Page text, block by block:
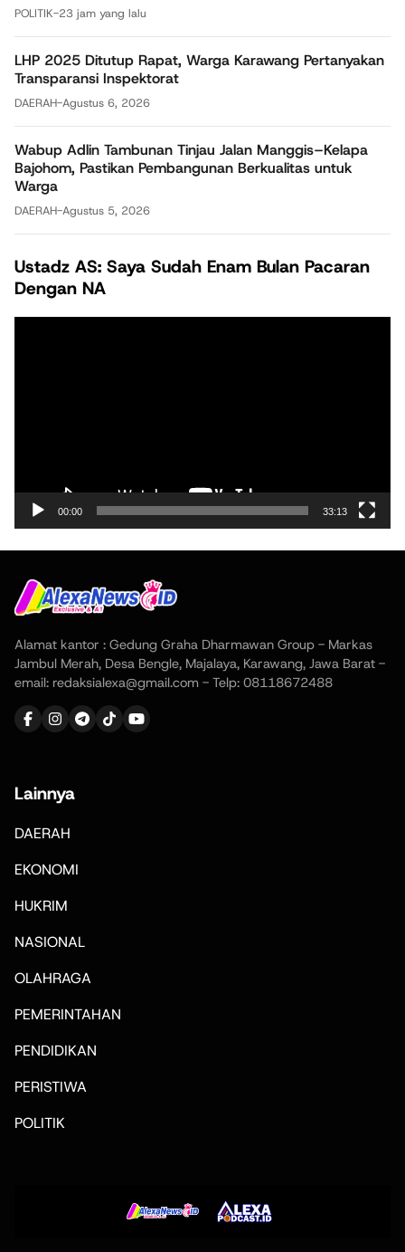
POLITIK-23 jam yang lalu
LHP 2025 Ditutup Rapat, Warga Karawang Pertanyakan
Transparansi Inspektorat
DAERAH-Agustus 6, 2026
Wabup Adlin Tambunan Tinjau Jalan Manggis–Kelapa
Bajohom, Pastikan Pembangunan Berkualitas untuk
Warga
DAERAH-Agustus 5, 2026
Ustadz AS: Saya Sudah Enam Bulan Pacaran
Dengan NA
00:00 33:13
Alamat kantor : Gedung Graha Dharmawan Group - Markas
Jambul Merah, Desa Bengle, Majalaya, Karawang, Jawa Barat -
email: redaksialexa@gmail.com - Telp: 08118672488
Lainnya
DAERAH
EKONOMI
HUKRIM
NASIONAL
OLAHRAGA
PEMERINTAHAN
PENDIDIKAN
PERISTIWA
POLITIK